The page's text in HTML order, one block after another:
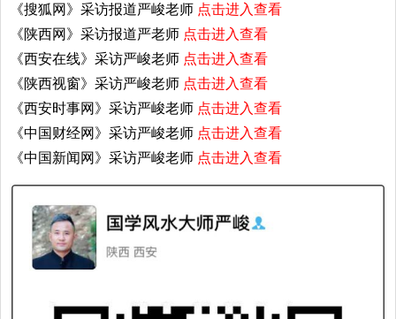
《搜狐网》采访报道严峻老师 点击进入查看
《陕西网》采访报道严老师 点击进入查看
《西安在线》采访严峻老师 点击进入查看
《陕西视窗》采访严峻老师 点击进入查看
《西安时事网》采访严峻老师 点击进入查看
《中国财经网》采访严峻老师 点击进入查看
《中国新闻网》采访严峻老师 点击进入查看